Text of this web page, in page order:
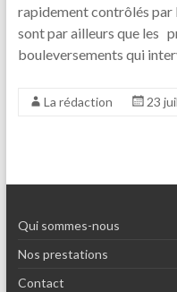
rapidement contrôlés par
sont par ailleurs que les
bouleversements qui
La rédaction 23
Qui sommes-nous
Nos prestations
Contact